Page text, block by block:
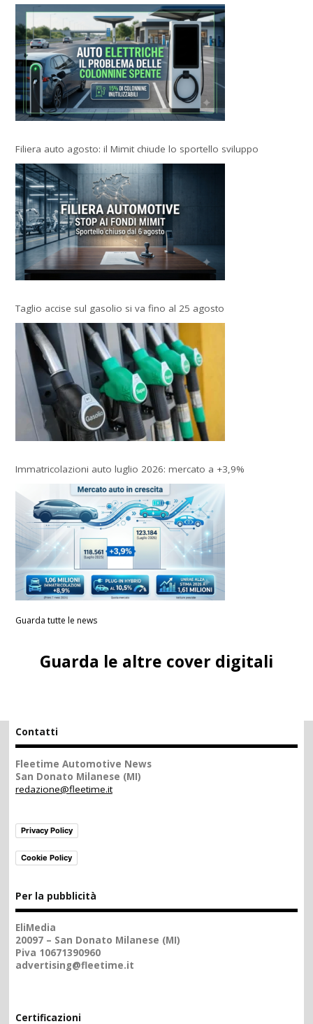
Filiera auto agosto: il Mimit chiude lo sportello sviluppo
Taglio accise sul gasolio si va fino al 25 agosto
Immatricolazioni auto luglio 2026: mercato a +3,9%
Guarda tutte le news
Guarda le altre cover digitali
Contatti
Fleetime Automotive News
San Donato Milanese (MI)
redazione@fleetime.it
Privacy Policy
Cookie Policy
Per la pubblicità
EliMedia
20097 – San Donato Milanese (MI)
Piva 10671390960
advertising@fleetime.it
Certificazioni